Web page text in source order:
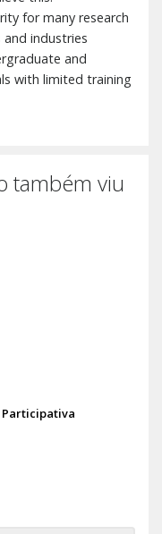
for many research
industries
and
with limited training
também viu
Participativa